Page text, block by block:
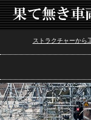
ストラクチャーから